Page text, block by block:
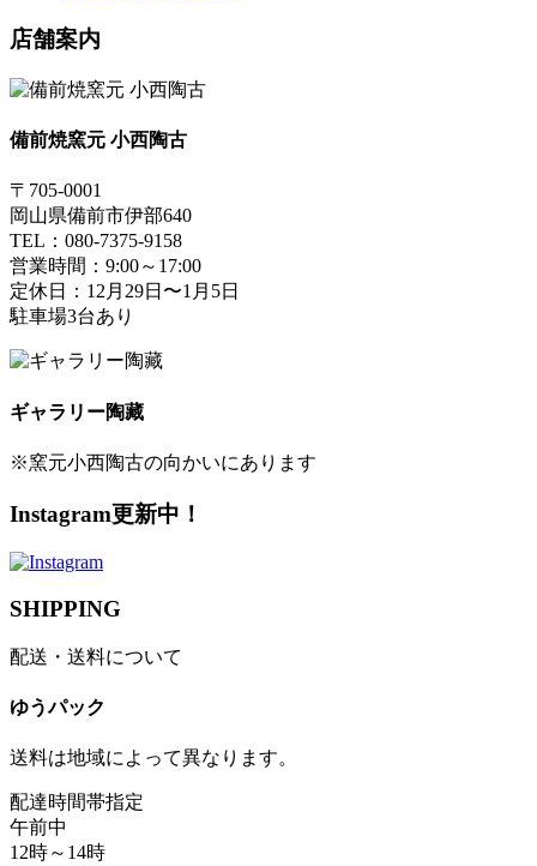
店舗案内
備前焼窯元 小西陶古
〒705-0001
岡山県備前市伊部640
TEL：080-7375-9158
営業時間：9:00～17:00
定休日：12月29日〜1月5日
駐車場3台あり
ギャラリー陶藏
※窯元小西陶古の向かいにあります
Instagram更新中！
SHIPPING
配送・送料について
ゆうパック
送料は地域によって異なります。
配達時間帯指定
午前中
12時～14時